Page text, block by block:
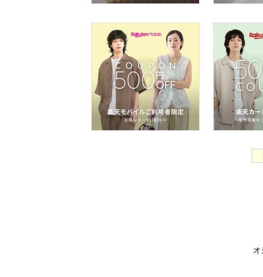
フレグランス
メイク道具・美容器具
コフレ・キット・セット
食器・調理器具・キッチ
ン用品
インテリア・生活雑貨